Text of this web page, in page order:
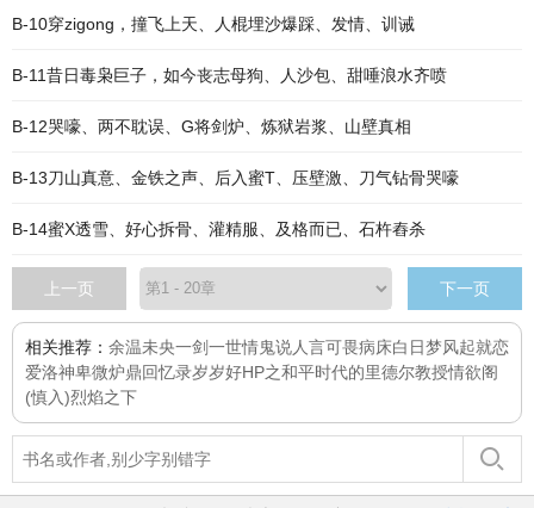
B-10穿zigong，撞飞上天、人棍埋沙爆踩、发情、训诫
B-11昔日毒枭巨子，如今丧志母狗、人沙包、甜唾浪水齐喷
B-12哭嚎、两不耽误、G将剑炉、炼狱岩浆、山壁真相
B-13刀山真意、金铁之声、后入蜜T、压壁激、刀气钻骨哭嚎
B-14蜜X透雪、好心拆骨、灌精服、及格而已、石杵舂杀
上一页 下一页
相关推荐： 余温未央一剑一世情鬼说人言可畏病床白日梦 风起就恋
爱洛神卑微炉鼎回忆录岁岁好HP之和平时代的里德尔教授情欲阁
(慎入)烈焰之下